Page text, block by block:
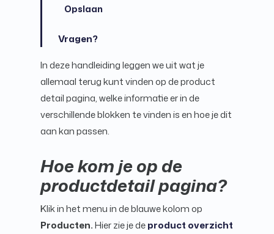
Opslaan
Vragen?
In deze handleiding leggen we uit wat je
allemaal terug kunt vinden op de product
detail pagina, welke informatie er in de
verschillende blokken te vinden is en hoe je dit
aan kan passen.
Hoe kom je op de
productdetail pagina?
Klik in het menu in de blauwe kolom op
Producten.Hier zie je deproduct overzicht